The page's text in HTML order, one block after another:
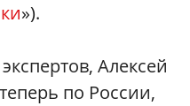
»).
Алексей
по России,